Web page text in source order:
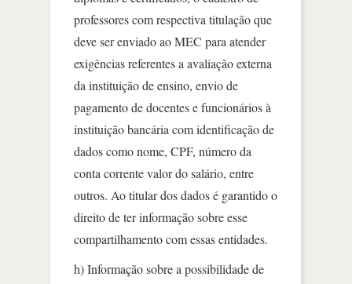
professores com respectiva titulação que
deve ser enviado ao MEC para atender
exigências referentes a avaliação externa
da instituição de ensino, envio de
pagamento de docentes e funcionários à
instituição bancária com identificação de
dados como nome, CPF, número da
conta corrente valor do salário, entre
outros. Ao titular dos dados é garantido o
direito de ter informação sobre esse
compartilhamento com essas entidades.
h) Informação sobre a possibilidade de